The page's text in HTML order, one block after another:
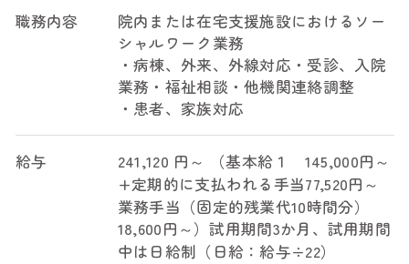
職務内容
院内または在宅支援施設におけるソー
シャルワーク業務
・病棟、外来、外線対応・受診、入院
業務・福祉相談・他機関連絡調整
・患者、家族対応
給与
241,120 円～ （基本給１ 145,000円～
+定期的に支払われる手当77,520円～
業務手当（固定的残業代10時間分）
18,600円～）試用期間3か月、試用期間
中は日給制（日給：給与÷22）